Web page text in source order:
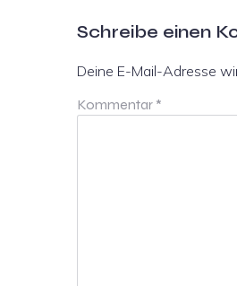
Schreibe einen
Deine E-Mail-Adresse
Kommentar *